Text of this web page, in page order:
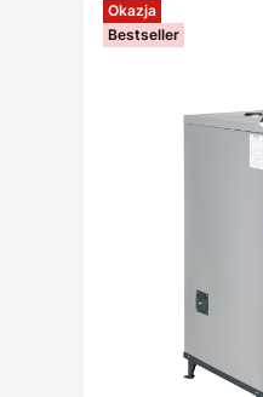
Okazja
Bestseller